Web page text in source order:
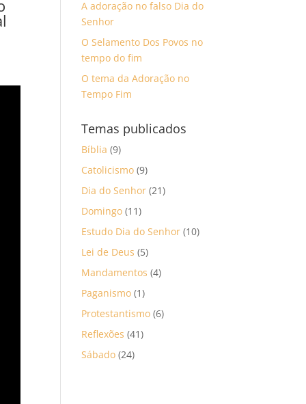
A adoração no falso Dia do
Senhor
O Selamento Dos Povos no
tempo do fim
O tema da Adoração no
Tempo Fim
Temas publicados
Bíblia (9)
Catolicismo (9)
Dia do Senhor (21)
Domingo (11)
Estudo Dia do Senhor (10)
Lei de Deus (5)
Mandamentos (4)
Paganismo (1)
Protestantismo (6)
Reflexões (41)
Sábado (24)